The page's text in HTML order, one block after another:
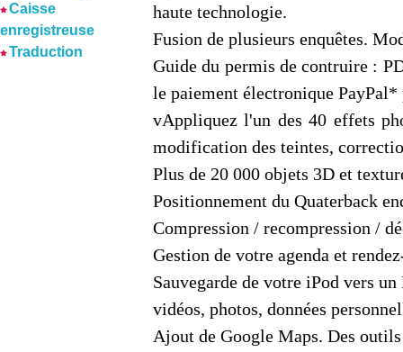
Caisse
enregistreuse
Traduction
haute technologie.
Fusion de plusieurs enquêtes.
Guide du permis de contruire :
le paiement électronique PayPal*
vAppliquez l'un des 40 effets
modification des teintes,
Plus de 20 000 objets 3D et
Positionnement du Quaterback
Compression / recompression /
Gestion de votre agenda et
Sauvegarde de votre iPod vers
vidéos, photos, données
Ajout de Google Maps. Des